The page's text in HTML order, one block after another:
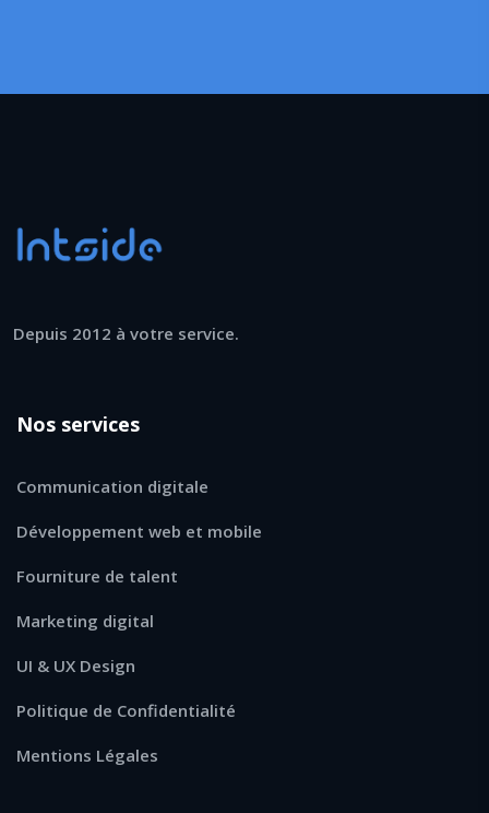
Depuis 2012 à votre service.
Nos services
Communication digitale
Développement web et mobile
Fourniture de talent
Marketing digital
UI & UX Design
Politique de Confidentialité
Mentions Légales